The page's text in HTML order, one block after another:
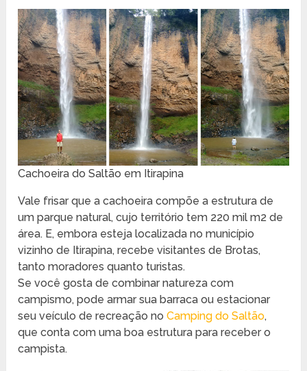
Cachoeira do Saltão em Itirapina
Vale frisar que a cachoeira compõe a estrutura de
um parque natural, cujo território tem 220 mil m2 de
área. E, embora esteja localizada no município
vizinho de Itirapina, recebe visitantes de Brotas,
tanto moradores quanto turistas.
Se você gosta de combinar natureza com
campismo, pode armar sua barraca ou estacionar
seu veículo de recreação noCamping do Saltão,
que conta com uma boa estrutura para receber o
campista.